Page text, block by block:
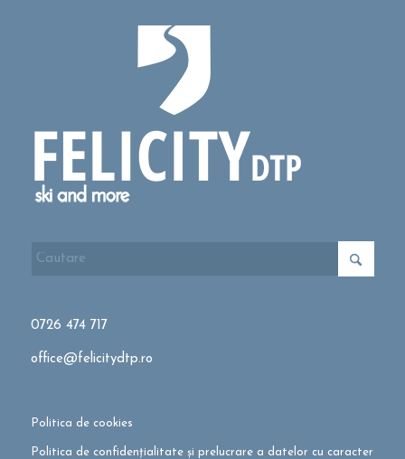
0726 474 717
office@felicitydtp.ro
Politica de cookies
Politica de confidențialitate și prelucrare a datelor cu caracter